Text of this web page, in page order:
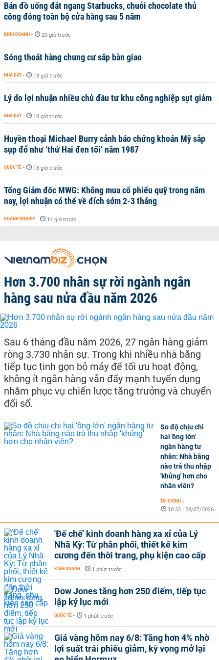
Bán đồ uống đắt ngang Starbucks, chuỗi chocolate thủ
công đóng toàn bộ cửa hàng sau 5 năm
KINH DOANH - 20 giờ trước
Sóng thoát hàng chung cư sắp bàn giao
NHÀ ĐẤT - 19 giờ trước
Lý do lợi nhuận nhiều chủ đầu tư khu công nghiệp sụt giảm
NHÀ ĐẤT - 18 giờ trước
Huyền thoại Michael Burry cảnh báo chứng khoán Mỹ sắp
sụp đổ như ‘thứ Hai đen tối’ năm 1987
QUỐC TẾ - 18 giờ trước
Tổng Giám đốc MWG: Không mua cổ phiếu quỹ trong năm
nay, lợi nhuận có thể về đích sớm 2-3 tháng
DOANH NGHIỆP - 14 giờ trước
Hơn 3.700 nhân sự rời ngành ngân
hàng sau nửa đầu năm 2026
Sau 6 tháng đầu năm 2026, 27 ngân hàng giảm
ròng 3.730 nhân sự. Trong khi nhiều nhà băng
tiếp tục tinh gọn bộ máy để tối ưu hoạt động,
không ít ngân hàng vẫn đẩy mạnh tuyển dụng
nhằm phục vụ chiến lược tăng trưởng và chuyển
đổi số.
So độ chịu chi
hai 'ông lớn'
ngân hàng tư
nhân: Nhà băng
nào trả thu nhập
'khủng' hơn cho
nhân viên?
TÀI CHÍNH -
10:33 | 28/07/2026
'Đế chế’ kinh doanh hàng xa xỉ của Lý
Nhã Kỳ: Từ phân phối, thiết kế kim
cương đến thời trang, phụ kiện cao cấp
KINH DOANH - 1 phút trước
Dow Jones tăng hơn 250 điểm, tiếp tục
lập kỷ lục mới
QUỐC TẾ - 1 phút trước
Giá vàng hôm nay 6/8: Tăng hơn 4% nhờ
lợi suất trái phiếu giảm, kỳ vọng mở lại